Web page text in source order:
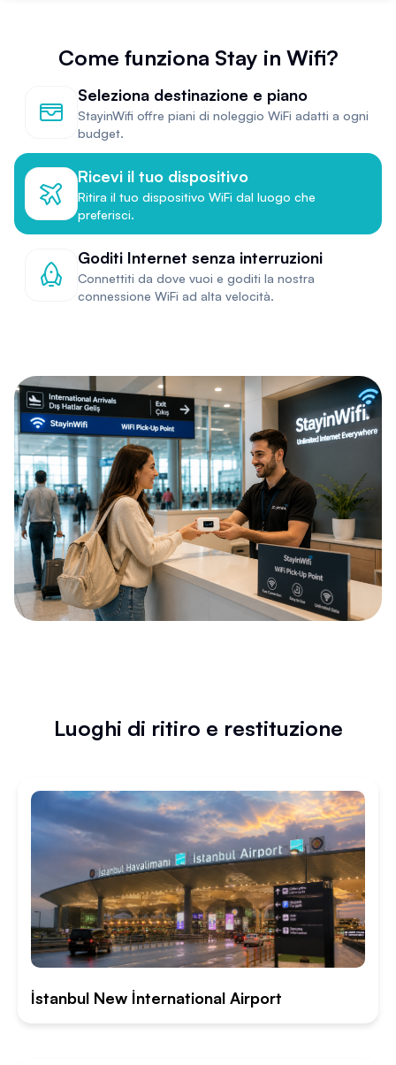
Come funziona Stay in Wifi?
Seleziona destinazione e piano
StayinWifi offre piani di noleggio WiFi adatti a ogni
budget.
Ricevi il tuo dispositivo
Ritira il tuo dispositivo WiFi dal luogo che
preferisci.
Goditi Internet senza interruzioni
Connettiti da dove vuoi e goditi la nostra
connessione WiFi ad alta velocità.
Luoghi di ritiro e restituzione
İstanbul New İnternational Airport